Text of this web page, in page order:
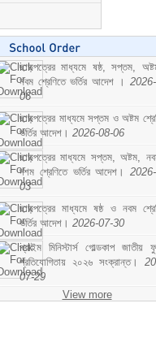
ছাড়পত্রের মাধ্যমে ষষ্ঠ, সপ্তম,
নবম শ্রেণিতে ভর্তির আদেশ ।
06
ছাড়পত্রের মাধ্যমে সপ্তম ও অষ্টম
ভর্তির আদেশ। 2026-08-06
ছাড়পত্রের মাধ্যমে সপ্তম, অষ্টম,
দশম শ্রেণিতে ভর্তির আদেশ।
03
ছাড়পত্রের মাধ্যমে ষষ্ঠ ও নবম
ভর্তির আদেশ। 2026-07-30
প্রাইম মিনিস্টার্স গোল্ডকাপ জাতীয়
প্রতিযোগিতায় ২০২৬ সংক্রান্ত।
07-29
View more